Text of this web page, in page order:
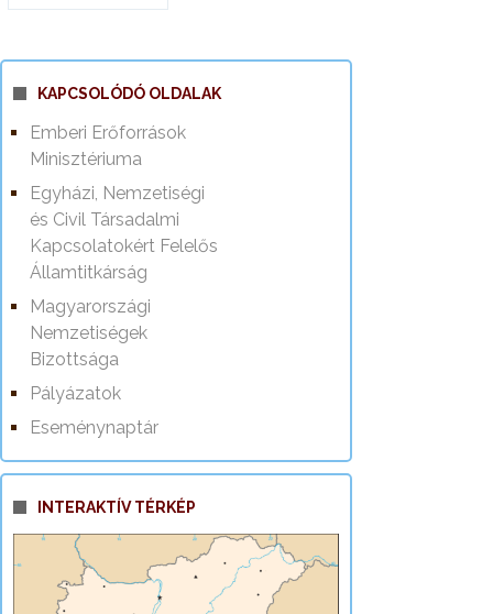
KAPCSOLÓDÓ OLDALAK
Emberi Erőforrások
Minisztériuma
Egyházi, Nemzetiségi
és Civil Társadalmi
Kapcsolatokért Felelős
Államtitkárság
Magyarországi
Nemzetiségek
Bizottsága
Pályázatok
Eseménynaptár
INTERAKTÍV TÉRKÉP